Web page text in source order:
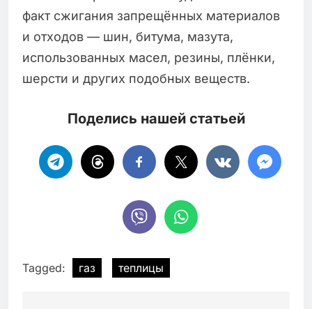
факт сжигания запрещённых материалов
и отходов — шин, битума, мазута,
использованных масел, резины, плёнки,
шерсти и других подобных веществ.
Поделись нашей статьей
Tagged: газ теплицы